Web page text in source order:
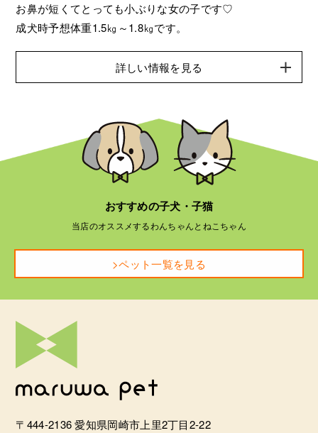
お鼻が短くてとっても小ぶりな女の子です♡
成犬時予想体重1.5㎏～1.8㎏です。
詳しい情報を見る
おすすめの子犬・子猫
当店のオススメするわんちゃんとねこちゃん
>ペット一覧を見る
〒444-2136 愛知県岡崎市上里2丁目2-22